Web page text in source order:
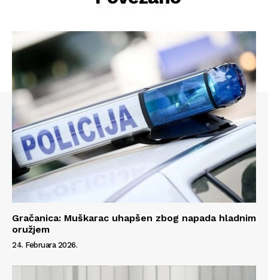
Info
Kontakt
Gračanica: Muškarac uhapšen zbog napada hladnim
oružjem
24. Februara 2026.